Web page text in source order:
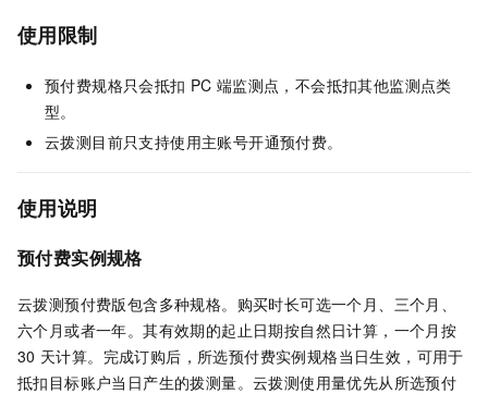
使用限制
预付费规格只会抵扣 PC 端监测点，不会抵扣其他监测点类
型。
云拨测目前只支持使用主账号开通预付费。
使用说明
预付费实例规格
云拨测预付费版包含多种规格。购买时长可选一个月、三个月、
六个月或者一年。其有效期的起止日期按自然日计算，一个月按
30 天计算。完成订购后，所选预付费实例规格当日生效，可用于
抵扣目标账户当日产生的拨测量。云拨测使用量优先从所选预付